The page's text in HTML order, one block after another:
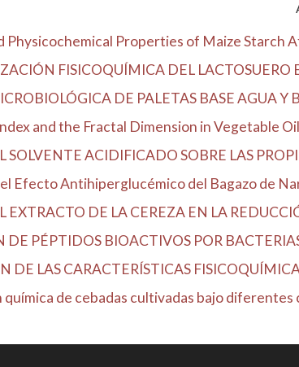
Physicochemical Properties of Maize Starch
FISICOQUÍMICA DEL LACTOSUERO
DE PALETAS BASE AGUA
and the Fractal Dimension in Vegetable
SOLVENTE ACIDIFICADO SOBRE LAS
Efecto Antihiperglucémico del Bagazo de
EXTRACTO DE LA CEREZA EN LA
DE PÉPTIDOS BIOACTIVOS POR
DE LAS CARACTERÍSTICAS
química de cebadas cultivadas bajo